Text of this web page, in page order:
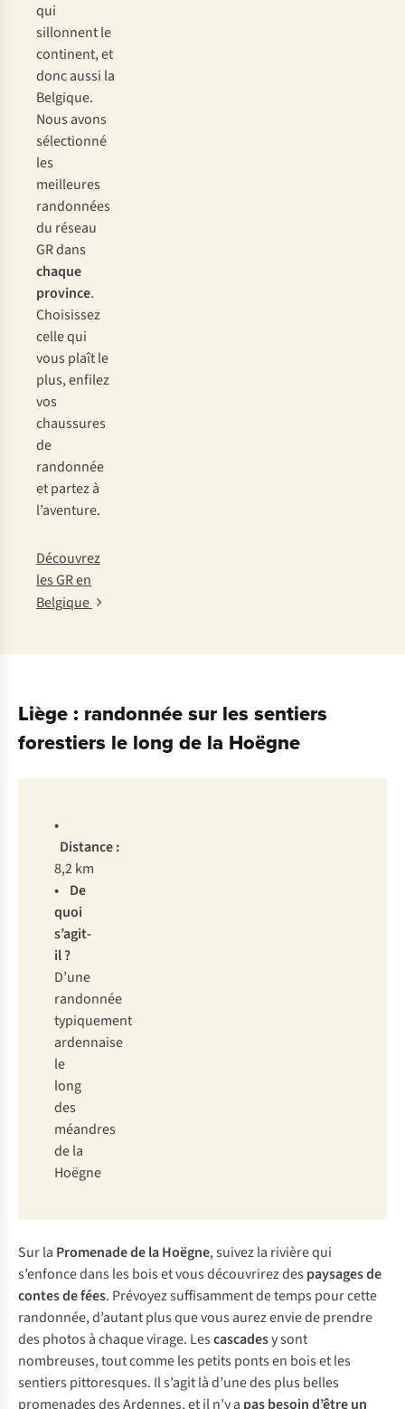
qui
sillonnent le
continent, et
donc aussi la
Belgique.
Nous avons
sélectionné
les
meilleures
randonnées
du réseau
GR dans
chaque
province.
Choisissez
celle qui
vous plaît le
plus, enfilez
vos
chaussures
de
randonnée
et partez à
l’aventure.
Découvrez
les GR en
Belgique
Liège : randonnée sur les sentiers
forestiers le long de la Hoëgne
•
Distance :
8,2 km
• De
quoi
s’agit-
il ?
D’une
randonnée
typiquement
ardennaise
le
long
des
méandres
de la
Hoëgne
Sur la Promenade de la Hoëgne, suivez la rivière qui
s’enfonce dans les bois et vous découvrirez des paysages de
contes de fées. Prévoyez suffisamment de temps pour cette
randonnée, d’autant plus que vous aurez envie de prendre
des photos à chaque virage. Lescascadesy sont
nombreuses, tout comme les petits ponts en bois et les
sentiers pittoresques. Il s’agit là d’une des plus belles
promenades des Ardennes, et il n’y a pas besoin d’être un